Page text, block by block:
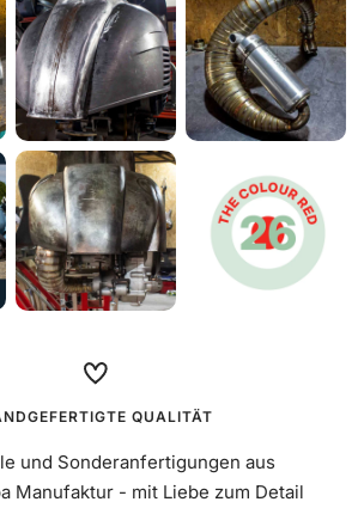
10D, Ventil 90°
QUALITÄT
und Sonderanfertigungen aus
Manufaktur - mit Liebe zum Detail